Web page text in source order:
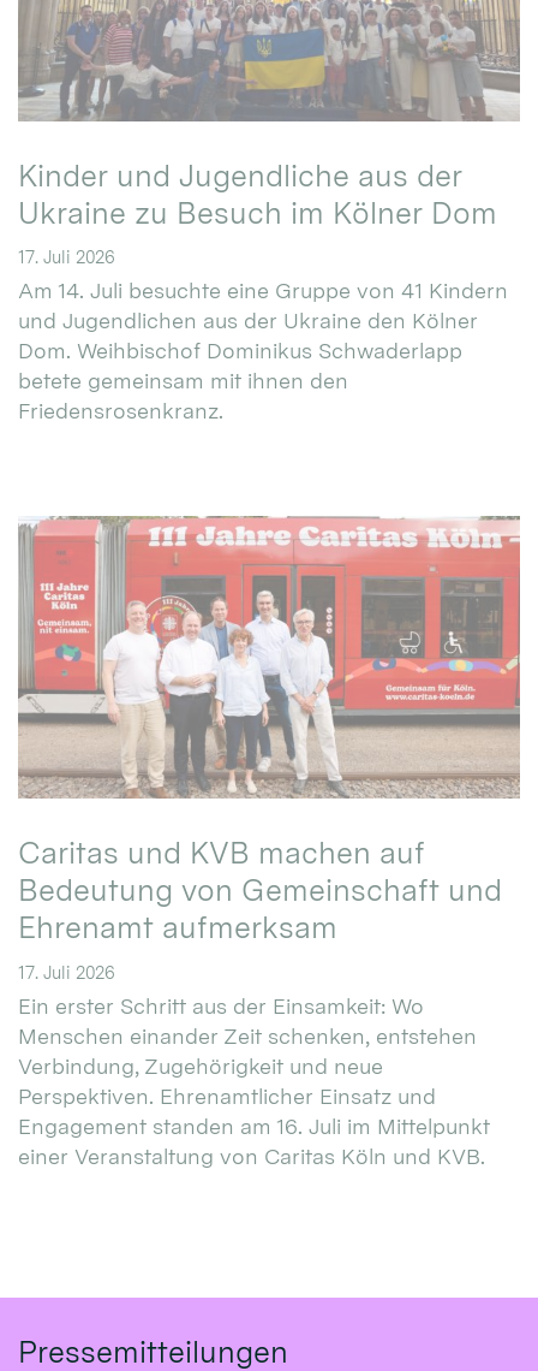
Kinder und Jugendliche aus der
Ukraine zu Besuch im Kölner Dom
17. Juli 2026
Am 14. Juli besuchte eine Gruppe von 41 Kindern
und Jugendlichen aus der Ukraine den Kölner
Dom. Weihbischof Dominikus Schwaderlapp
betete gemeinsam mit ihnen den
Friedensrosenkranz.
Caritas und KVB machen auf
Bedeutung von Gemeinschaft und
Ehrenamt aufmerksam
17. Juli 2026
Ein erster Schritt aus der Einsamkeit: Wo
Menschen einander Zeit schenken, entstehen
Verbindung, Zugehörigkeit und neue
Perspektiven. Ehrenamtlicher Einsatz und
Engagement standen am 16. Juli im Mittelpunkt
einer Veranstaltung von Caritas Köln und KVB.
Pressemitteilungen